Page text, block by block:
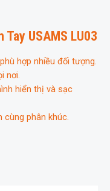
USAMS LU03
phù hợp nhiều đối tượng.
nơi.
hiển thị và sạc
phân khúc.